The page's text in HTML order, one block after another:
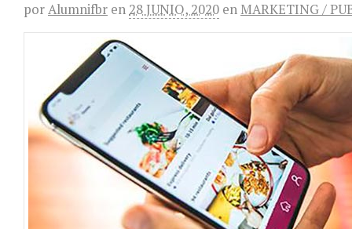
porAlumnifbr en 28 JUNIO, 2020 en MARKETING /